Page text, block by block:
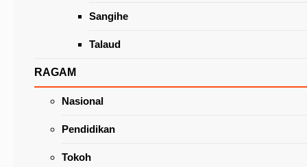
Sangihe
Talaud
RAGAM
Nasional
Pendidikan
Tokoh
Ranperda RPJMD Kota Tomohon 2021-2026